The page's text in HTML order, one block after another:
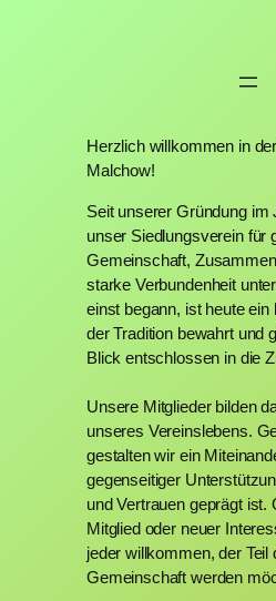
Herzlich willkommen in
Malchow!
Seit unserer Gründung im
unser Siedlungsverein für
Gemeinschaft,
starke Verbundenheit
einst begann, ist heute ein
der Tradition bewahrt und
Blick entschlossen in die
Unsere Mitglieder bilden
unseres Vereinslebens.
gestalten wir ein
gegenseitiger
und Vertrauen geprägt ist.
Mitglied oder neuer
jeder willkommen, der Teil
Gemeinschaft werden